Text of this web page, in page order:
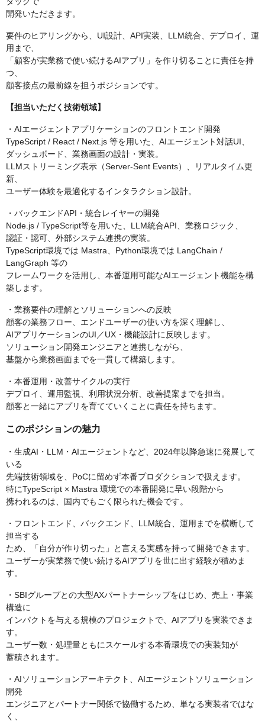
開発いただきます。
要件のヒアリングから、UI設計、API実装、LLM統合、デプロイ、運
用まで、
「顧客が実業務で使い続けるAIアプリ」を作り切ることに責任を持
つ、
顧客接点の最前線を担うポジションです。
【担当いただく技術領域】
・AIエージェントアプリケーションのフロントエンド開発
TypeScript / React / Next.js 等を用いた、AIエージェント対話UI、
ダッシュボード、業務画面の設計・実装。
LLMストリーミング表示（Server-Sent Events）、リアルタイム更
新、
ユーザー体験を最適化するインタラクション設計。
・バックエンドAPI・統合レイヤーの開発
Node.js / TypeScript等を用いた、LLM統合API、業務ロジック、
認証・認可、外部システム連携の実装。
TypeScript環境では Mastra、Python環境では LangChain /
LangGraph 等の
フレームワークを活用し、本番運用可能なAIエージェント機能を構
築します。
・業務要件の理解とソリューションへの反映
顧客の業務フロー、エンドユーザーの使い方を深く理解し、
AIアプリケーションのUI／UX・機能設計に反映します。
ソリューション開発エンジニアと連携しながら、
基盤から業務画面までを一貫して構築します。
・本番運用・改善サイクルの実行
デプロイ、運用監視、利用状況分析、改善提案までを担当。
顧客と一緒にアプリを育てていくことに責任を持ちます。
このポジションの魅力
・生成AI・LLM・AIエージェントなど、2024年以降急速に発展して
いる
先端技術領域を、PoCに留めず本番プロダクションで扱えます。
特にTypeScript × Mastra 環境での本番開発に早い段階から
携われるのは、国内でもごく限られた機会です。
・フロントエンド、バックエンド、LLM統合、運用までを横断して
担当する
ため、「自分が作り切った」と言える実感を持って開発できます。
ユーザーが実業務で使い続けるAIアプリを世に出す経験が積めま
す。
・SBIグループとの大型AXパートナーシップをはじめ、売上・事業
構造に
インパクトを与える規模のプロジェクトで、AIアプリを実装できま
す。
ユーザー数・処理量ともにスケールする本番環境での実装知が
蓄積されます。
・AIソリューションアーキテクト、AIエージェントソリューション
開発
エンジニアとパートナー関係で協働するため、単なる実装者ではな
く、